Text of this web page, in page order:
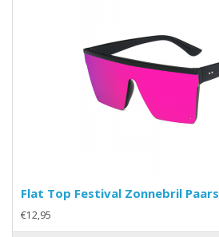
Flat Top Festival Zonnebril Paars
€12,95